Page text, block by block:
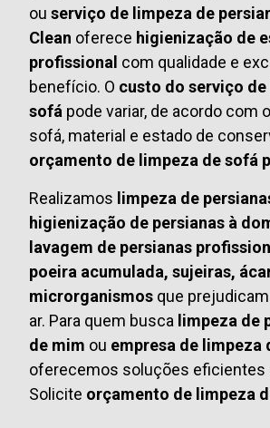
ou serviço de limpeza de
Clean oferece higienização de
profissional com qualidade e
benefício. O custo do serviço
sofá pode variar, de acordo com
sofá, material e estado de
orçamento de limpeza de sofá
Realizamos limpeza de
higienização de persianas à
lavagem de persianas
poeira acumulada, sujeiras,
microrganismos que
ar. Para quem busca limpeza de
de mim ou empresa de limpeza
oferecemos soluções eficientes
Solicite orçamento de limpeza